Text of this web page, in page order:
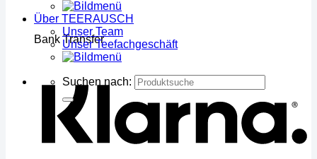
Bank Transfer
Über TEERAUSCH
Unser Team
Unser Teefachgeschäft
Suchen nach: